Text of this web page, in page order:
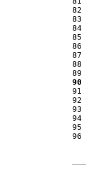
82
83
84
85
86
87
88
89
90
91
92
93
94
95
96